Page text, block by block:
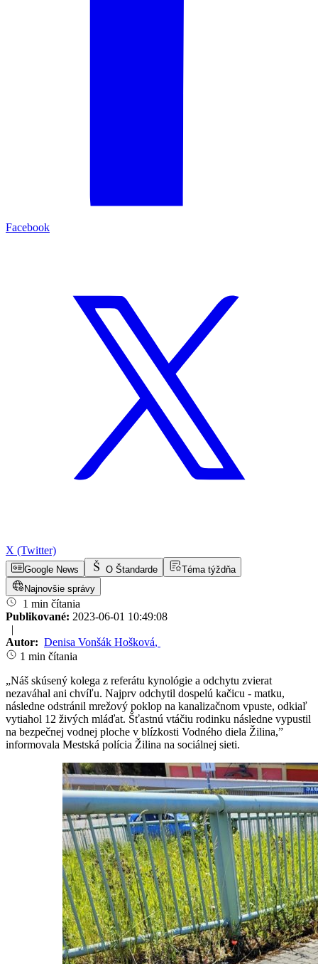
Facebook
X (Twitter)
Google News O Štandarde
Téma týždňa
Najnovšie správy
1 min čítania
Publikované: 2023-06-01 10:49:08
|
Autor: Denisa Vonšák Hošková,
1 min čítania
„Náš skúsený kolega z referátu kynológie a odchytu zvierat
nezaváhal ani chvíľu. Najprv odchytil dospelú kačicu - matku,
následne odstránil mrežový poklop na kanalizačnom vpuste, odkiaľ
vytiahol 12 živých mláďat. Šťastnú vtáčiu rodinku následne vypustil
na bezpečnej vodnej ploche v blízkosti Vodného diela Žilina,”
informovala Mestská polícia Žilina na sociálnej sieti.